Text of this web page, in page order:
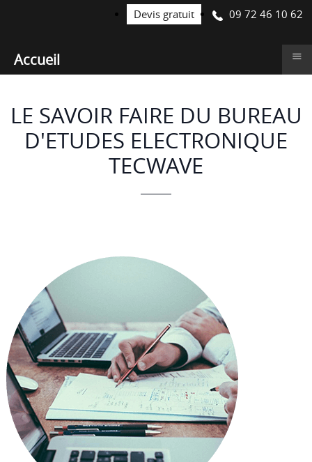
Devis gratuit 09 72 46 10 62
Accueil ≡
LE SAVOIR FAIRE DU BUREAU
D'ETUDES ELECTRONIQUE
TECWAVE